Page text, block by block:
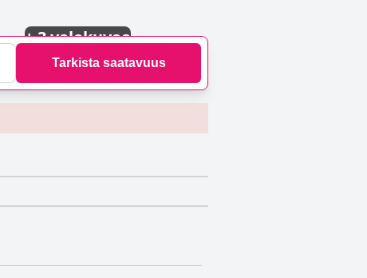
+3 valokuvaa
Tarkista saatavuus